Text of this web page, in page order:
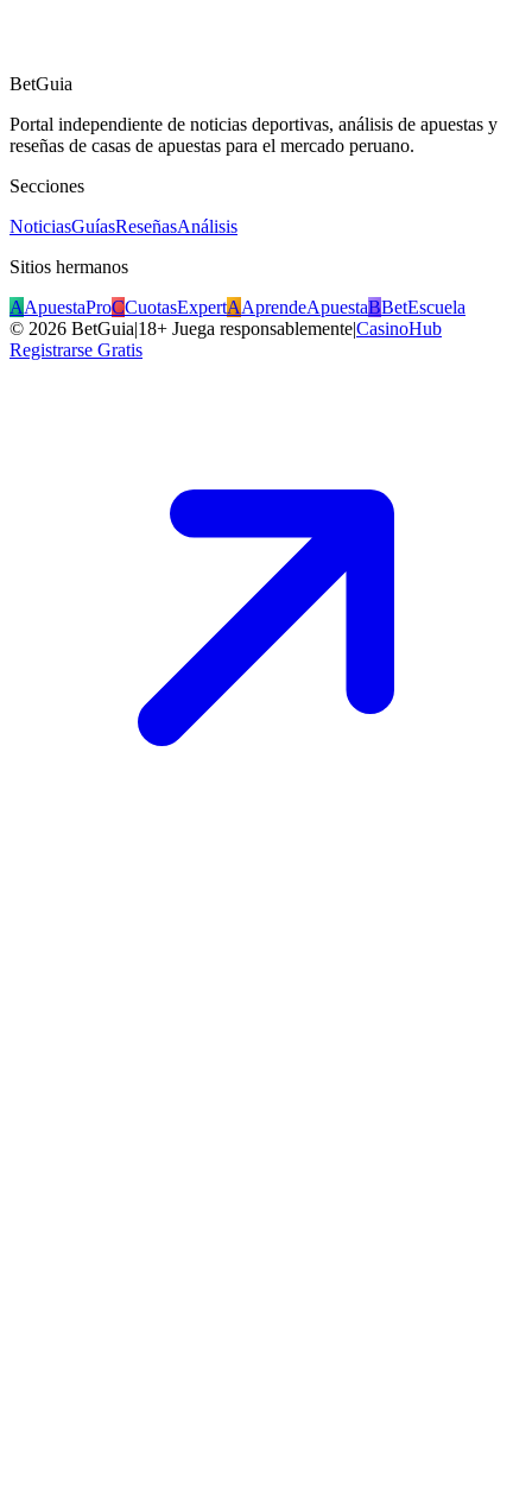
BetGuia
Portal independiente de noticias deportivas, análisis de apuestas y
reseñas de casas de apuestas para el mercado peruano.
Secciones
NoticiasGuíasReseñasAnálisis
Sitios hermanos
AApuestaProCCuotasExpertAAprendeApuestaBBetEscuela
© 2026 BetGuia|18+ Juega responsablemente|CasinoHub
Registrarse Gratis